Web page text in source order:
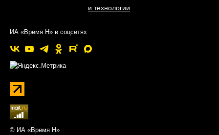
и технологии
ИА «Время Н» в соцсетях
© ИА «Время Н»